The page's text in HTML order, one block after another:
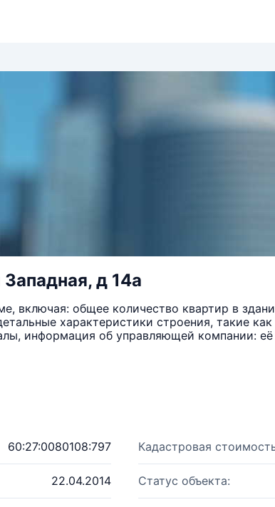
д 14а
включая: общее количество квартир в
характеристики строения, такие
информация об управляющей компании: её
60:27:0080108:797 Кадастровая
22.04.2014 Статус объекта: